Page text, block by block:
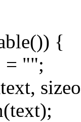
{
= "";